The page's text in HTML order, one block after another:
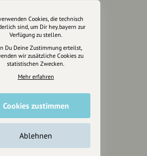
unterstützen Euch
Fotografie & mehr
Marketing
Design & Branding
Anakin Design
Unterstütze
unsere Plattform
Cookies, die technisch
sind, um Dir hey.bayern zur
Verfügung zu stellen.
Du Deine Zustimmung erteilst,
wir zusätzliche Cookies zu
statistischen Zwecken.
Mehr erfahren
Cookies zustimmen
Ablehnen